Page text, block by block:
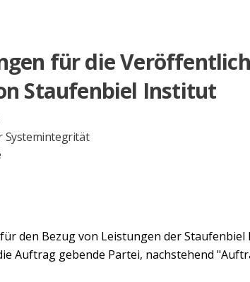
für die
Staufenbiel Institut
Systemintegrität
den Bezug von Leistungen der
Auftrag gebende Partei, nachstehend